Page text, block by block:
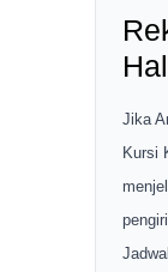
Jika
Kursi